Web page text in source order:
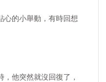
心的小舉動，有時回想
他突然就沒回復了，